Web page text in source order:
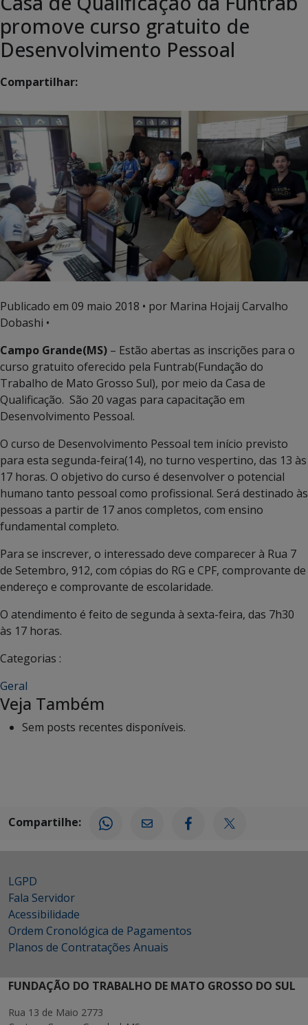
promove curso gratuito de
Desenvolvimento Pessoal
Compartilhar:
Publicado em 09 maio 2018 • por Marina Hojaij Carvalho
Dobashi •
Campo Grande(MS) – Estão abertas as inscrições para o
curso gratuito oferecido pela Funtrab(Fundação do
Trabalho de Mato Grosso Sul), por meio da Casa de
Qualificação. São 20 vagas para capacitação em
Desenvolvimento Pessoal.
O curso de Desenvolvimento Pessoal tem início previsto
para esta segunda-feira(14), no turno vespertino, das 13 às
17 horas. O objetivo do curso é desenvolver o potencial
humano tanto pessoal como profissional. Será destinado às
pessoas a partir de 17 anos completos, com ensino
fundamental completo.
Para se inscrever, o interessado deve comparecer à Rua 7
de Setembro, 912, com cópias do RG e CPF, comprovante de
endereço e comprovante de escolaridade.
O atendimento é feito de segunda à sexta-feira, das 7h30
às 17 horas.
Categorias :
Geral
Veja Também
Sem posts recentes disponíveis.
Compartilhe:
LGPD
Fala Servidor
Acessibilidade
Ordem Cronológica de Pagamentos
Planos de Contratações Anuais
FUNDAÇÃO DO TRABALHO DE MATO GROSSO DO SUL
Rua 13 de Maio 2773